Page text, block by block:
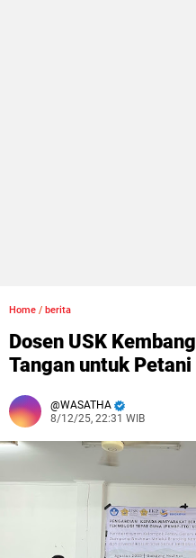
Home / berita
Dosen USK
Tangan untuk Petani
WASATHA
8/12/25, 22:31 WIB